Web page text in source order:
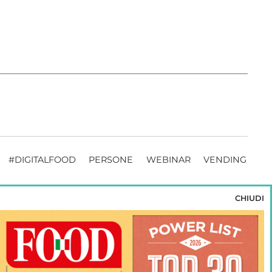
#DIGITALFOOD PERSONE WEBINAR VENDING
CHIUDI